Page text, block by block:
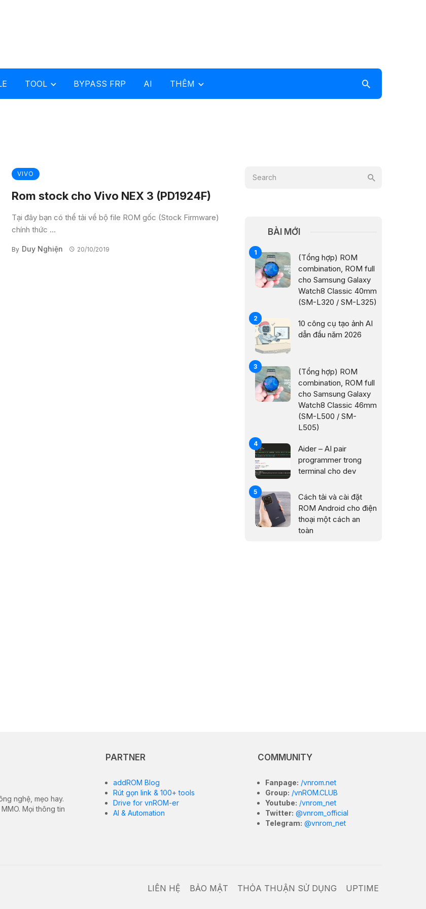
TOOL BYPASS FRP AI THÊM
VIVO
Rom stock cho Vivo NEX 3 (PD1924F)
Tại đây bạn có thể tải về bộ file ROM gốc (Stock Firmware)
chính thức ...
By Duy Nghiện 20/10/2019
BÀI MỚI
(Tổng hợp) ROM
combination, ROM full
cho Samsung Galaxy
Watch8 Classic 40mm
(SM-L320 / SM-L325)
10 công cụ tạo ảnh AI
dẫn đầu năm 2026
(Tổng hợp) ROM
combination, ROM full
cho Samsung Galaxy
Watch8 Classic 46mm
(SM-L500 / SM-
L505)
Aider – AI pair
programmer trong
terminal cho dev
Cách tải và cài đặt
ROM Android cho điện
thoại một cách an
toàn
nghệ, mẹo hay.
Mọi thông tin
PARTNER
addROM Blog
Rút gọn link & 100+ tools
Drive for vnROM-er
AI & Automation
COMMUNITY
Fanpage: /vnrom.net
Group: /vnROM.CLUB
Youtube: /vnrom_net
Twitter: @vnrom_official
Telegram: @vnrom_net
LIÊN HỆ BẢO MẬT THỎA THUẬN SỬ DỤNG UPTIME